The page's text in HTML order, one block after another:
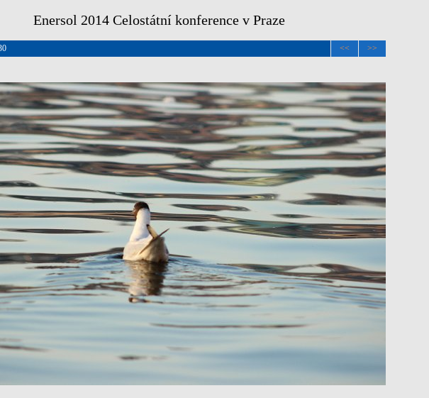
Enersol 2014 Celostátní konference v Praze
<< >>